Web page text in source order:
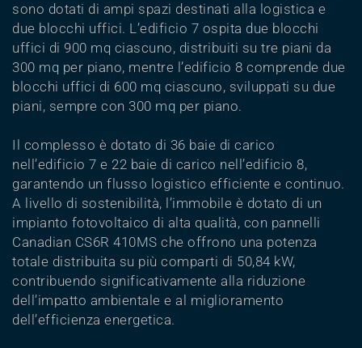
sono dotati di ampi spazi destinati alla logistica e
due blocchi uffici. L’edificio 7 ospita due blocchi
uffici di 900 mq ciascuno, distribuiti su tre piani da
300 mq per piano, mentre l’edificio 8 comprende due
blocchi uffici di 600 mq ciascuno, sviluppati su due
piani, sempre con 300 mq per piano.
Il complesso è dotato di 36 baie di carico
nell’edificio 7 e 22 baie di carico nell’edificio 8,
garantendo un flusso logistico efficiente e continuo.
A livello di sostenibilità, l’immobile è dotato di un
impianto fotovoltaico di alta qualità, con pannelli
Canadian CS6R 410MS che offrono una potenza
totale distribuita su più comparti di 50,84 kW,
contribuendo significativamente alla riduzione
dell’impatto ambientale e al miglioramento
dell’efficienza energetica.